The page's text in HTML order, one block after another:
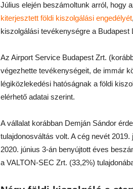
Július elején beszámoltunk arról, hogy
kiterjesztett földi kiszolgálási engedélyét
kiszolgálási tevékenységre a
Az Airport Service Budapest Zrt.
végezhette tevékenységeit, de immár
légiközlekedési hatóságnak a földi
elérhető adatai szerint.
A vállalat korábban Demján Sándor
tulajdonosváltás volt. A cég nevét
2020. június 3-án benyújtott éves
a VALTON-SEC Zrt. (33,2%)